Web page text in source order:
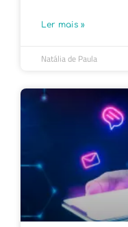
Ler mais »
Natália de Paula